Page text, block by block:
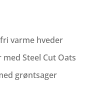
varme hveder
med Steel Cut Oats
grøntsager